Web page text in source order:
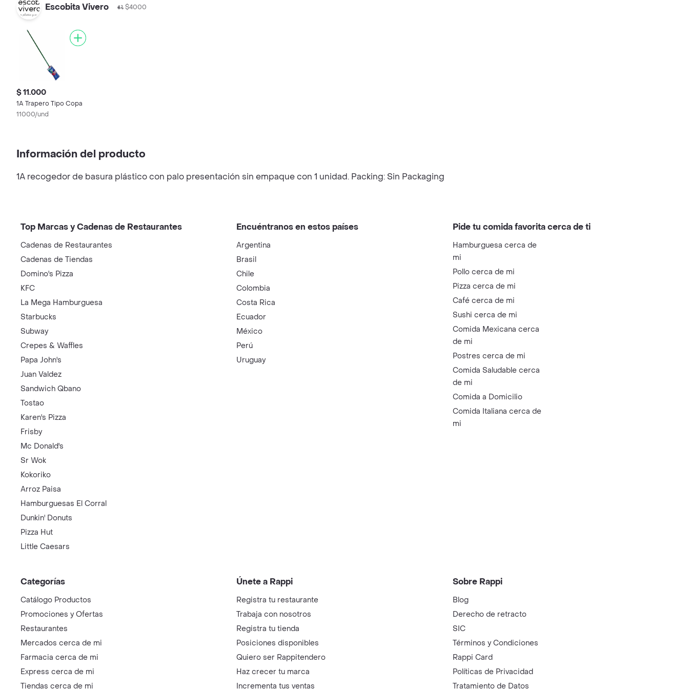
Escobita Vivero $4000
$ 11.000
1A Trapero Tipo Copa
11000/und
Información del producto
1A recogedor de basura plástico con palo presentación sin empaque con 1 unidad. Packing: Sin Packaging
Top Marcas y Cadenas de Restaurantes
Cadenas de Restaurantes
Cadenas de Tiendas
Domino's Pizza
KFC
La Mega Hamburguesa
Starbucks
Subway
Crepes & Waffles
Papa John's
Juan Valdez
Sandwich Qbano
Tostao
Karen's Pizza
Frisby
Mc Donald's
Sr Wok
Kokoriko
Arroz Paisa
Hamburguesas El Corral
Dunkin' Donuts
Pizza Hut
Little Caesars
Encuéntranos en estos países
Argentina
Brasil
Chile
Colombia
Costa Rica
Ecuador
México
Perú
Uruguay
Pide tu comida favorita cerca de ti
Hamburguesa cerca de
mi
Pollo cerca de mi
Pizza cerca de mi
Café cerca de mi
Sushi cerca de mi
Comida Mexicana cerca
de mi
Postres cerca de mi
Comida Saludable cerca
de mi
Comida a Domicilio
Comida Italiana cerca de
mi
Categorías
Catálogo Productos
Promociones y Ofertas
Restaurantes
Mercados cerca de mi
Farmacia cerca de mi
Express cerca de mi
Tiendas cerca de mi
Únete a Rappi
Registra tu restaurante
Trabaja con nosotros
Registra tu tienda
Posiciones disponibles
Quiero ser Rappitendero
Haz crecer tu marca
Incrementa tus ventas
Sobre Rappi
Blog
Derecho de retracto
SIC
Términos y Condiciones
Rappi Card
Políticas de Privacidad
Tratamiento de Datos